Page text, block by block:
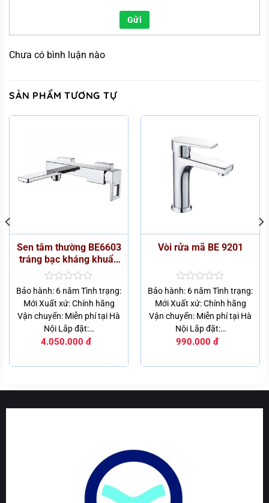
Gửi
Chưa có bình luận nào
SẢN PHẨM TƯƠNG TỰ
Sen tắm thường BE6603
tráng bạc kháng khuẩn
Ag+
Được
xếp
hạng
0
5
sao
Bảo hành: 6 năm Tình trạng:
Mới Xuất xứ: Chính hãng
Vận chuyển: Miễn phí tại Hà
Nội Lắp đặt:…
4.050.000 đ
Vòi rửa mã BE 9201
Được
xếp
hạng
0
5
sao
Bảo hành: 6 năm Tình trạng:
Mới Xuất xứ: Chính hãng
Vận chuyển: Miễn phí tại Hà
Nội Lắp đặt:…
990.000 đ